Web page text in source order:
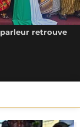
retrouve